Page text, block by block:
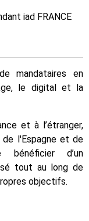
iad FRANCE
mandataires en
le digital et la
et à l’étranger,
de l'Espagne et de
d’un
tout au long de
objectifs.